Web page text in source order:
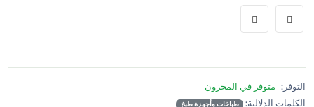
التوفر: متوفر في المخزون
الكلمات الدلالية: طباخات وأجهزة طبخ